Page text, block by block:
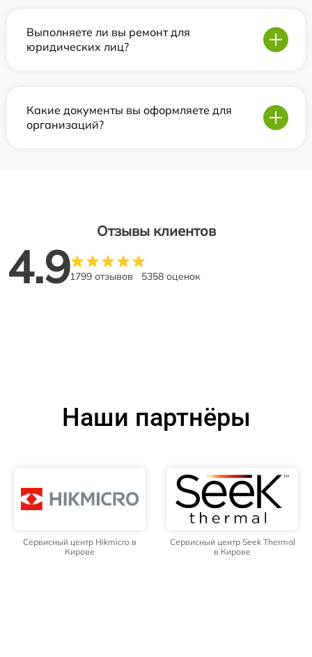
Выполняете ли вы ремонт для
юридических лиц?
Какие документы вы оформляете для
организаций?
Отзывы клиентов
4.91799 отзывов 5358 оценок
Наши партнёры
Сервисный центр Hikmicro в
Кирове
Сервисный центр Seek Thermal
в Кирове